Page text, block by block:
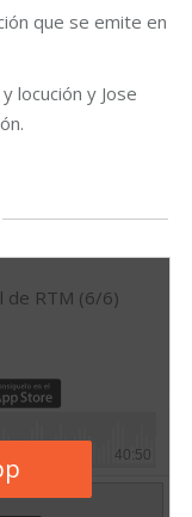
que se emite en
locución y Jose